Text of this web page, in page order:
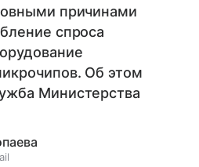
причинами
спроса
Об этом
Министерства